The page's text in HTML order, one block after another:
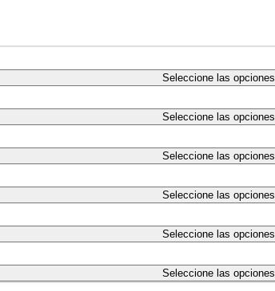
Seleccione las opciones
Seleccione las opciones
Seleccione las opciones
Seleccione las opciones
Seleccione las opciones
Seleccione las opciones